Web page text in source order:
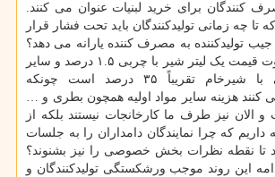
کنندگان برای خرید لبنیات عنوان می کنند.
چه زمانی تولیدکنندگان باید تحت فشار قرار
جیب تولیدکننده به مصرف کننده یارانه می دهد؟
سلطانی افزود: تفاوت قیمت یک لیتر شیر با چربی ۱.۵ درصد و سایر
فرآورده های لبنی با شیرخام تقریباً ۳۵ درصد است چونکه
کنند هزینه سایر مواد اولیه همچون بطری و …
الان نیز طرف ما کارخانجات نیستند بلکه از
داریم که چرا نمایندگان دامداران را به جلسات
تا نقطه نظرات بخش خصوصی را نیز بشنوند؟
این روند موجب ورشکستگی تولیدکنندگان و